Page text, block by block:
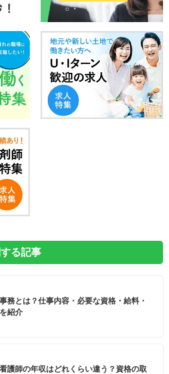
る記事
務とは？仕事内容・必要な資格・給料・
紹介
護師の年収はどれくらい違う？資格の取